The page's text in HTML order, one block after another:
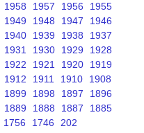
1958 1957 1956
1955
1949 1948 1947
1946
1940 1939 1938
1937
1931 1930 1929
1928
1922 1921 1920
1919
1912 1911 1910
1908
1899 1898 1897
1896
1889 1888 1887
1885
1756 1746 202